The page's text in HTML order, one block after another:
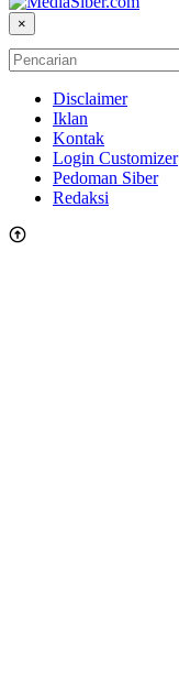
×
Disclaimer
Iklan
Kontak
Login Customizer
Pedoman Siber
Redaksi